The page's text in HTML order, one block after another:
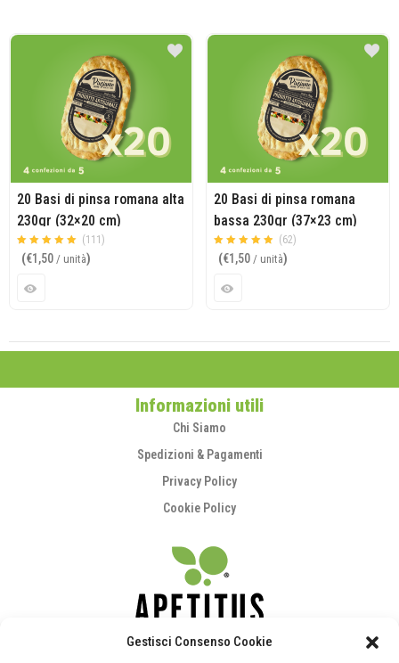
Gestisci Consenso Cookie
20 Basi di pinsa romana alta
230gr (32×20 cm)
Valutato
4.93
su 5
(111)
(€1,50 / unità)
20 Basi di pinsa romana
bassa 230gr (37×23 cm)
Valutato
4.90
su 5
(62)
(€1,50 / unità)
Informazioni utili
Chi Siamo
Spedizioni & Pagamenti
Privacy Policy
Cookie Policy